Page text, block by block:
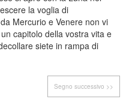
la voglia di
Mercurio e Venere non vi
capitolo della vostra vita e
siete in rampa di
Segno successivo >>